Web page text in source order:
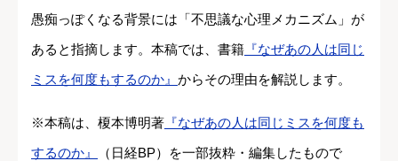
愚痴っぽくなる背景には「不思議な心理メカニズム」が
あると指摘します。本稿では、書籍 『なぜあの人は同じ
ミスを何度もするのか』 からその理由を解説します。
※本稿は、榎本博明著 『なぜあの人は同じミスを何度も
するのか』
（日経BP）を一部抜粋・編集したもので